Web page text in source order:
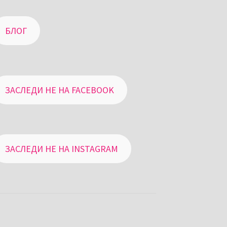
БЛОГ
ЗАСЛЕДИ НЕ НА FACEBOOK
ЗАСЛЕДИ НЕ НА INSTAGRAM